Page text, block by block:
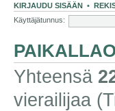
KIRJAUDU SISÄÄN •
Käyttäjätunnus:
Yhteensä
vierailijaa